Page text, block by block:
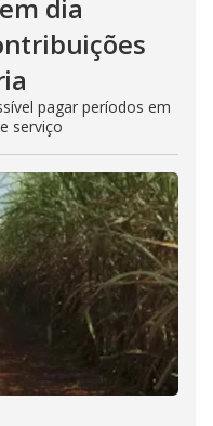
dia
pagar períodos em
serviço